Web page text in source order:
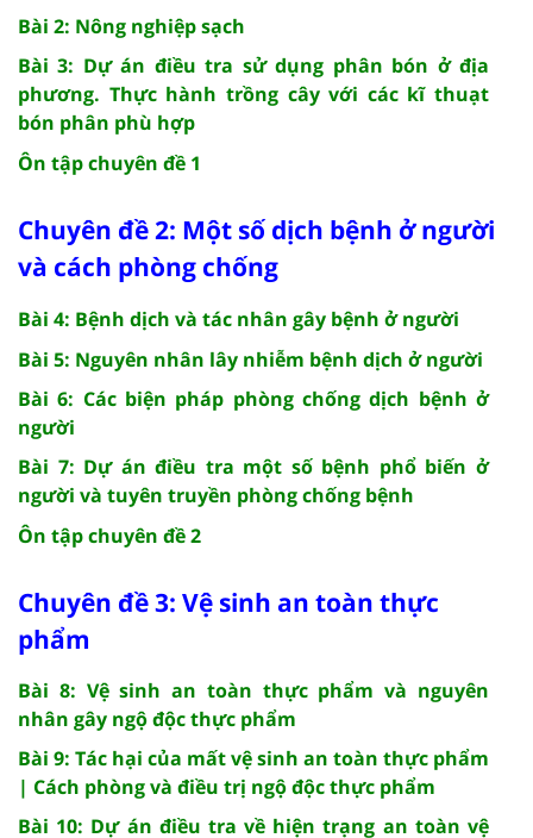
Bài 2: Nông nghiệp sạch
Bài 3: Dự án điều tra sử dụng phân bón ở địa
phương. Thực hành trồng cây với các kĩ thuạt
bón phân phù hợp
Ôn tập chuyên đề 1
Chuyên đề 2: Một số dịch bệnh ở người
và cách phòng chống
Bài 4: Bệnh dịch và tác nhân gây bệnh ở người
Bài 5: Nguyên nhân lây nhiễm bệnh dịch ở người
Bài 6: Các biện pháp phòng chống dịch bệnh ở
người
Bài 7: Dự án điều tra một số bệnh phổ biến ở
người và tuyên truyền phòng chống bệnh
Ôn tập chuyên đề 2
Chuyên đề 3: Vệ sinh an toàn thực
phẩm
Bài 8: Vệ sinh an toàn thực phẩm và nguyên
nhân gây ngộ độc thực phẩm
Bài 9: Tác hại của mất vệ sinh an toàn thực phẩm
| Cách phòng và điều trị ngộ độc thực phẩm
Bài 10: Dự án điều tra về hiện trạng an toàn vệ